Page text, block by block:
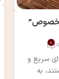
مخصوص”
0
سریع و
به